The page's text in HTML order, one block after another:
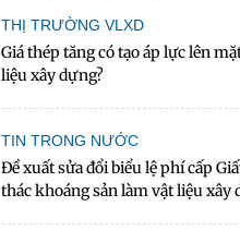
THỊ TRƯỜNG VLXD
Giá thép tăng có tạo áp lực lên
liệu xây dựng?
TIN TRONG NƯỚC
Đề xuất sửa đổi biểu lệ phí cấp
thác khoáng sản làm vật liệu xây